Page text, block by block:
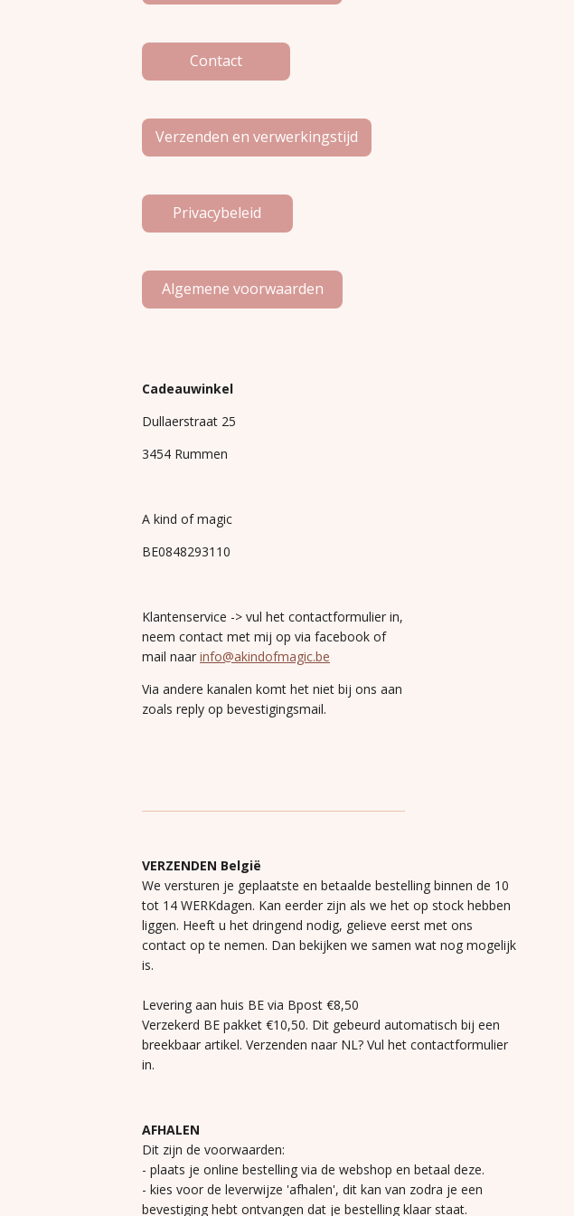
Contact
Verzenden en verwerkingstijd
Privacybeleid
Algemene voorwaarden
Cadeauwinkel
Dullaerstraat 25
3454 Rummen
A kind of magic
BE0848293110
Klantenservice -> vul het contactformulier in,
neem contact met mij op via facebook of
mail naar info@akindofmagic.be
Via andere kanalen komt het niet bij ons aan
zoals reply op bevestigingsmail.
VERZENDEN België
We versturen je geplaatste en betaalde bestelling binnen de 10
tot 14 WERKdagen. Kan eerder zijn als we het op stock hebben
liggen. Heeft u het dringend nodig, gelieve eerst met ons
contact op te nemen. Dan bekijken we samen wat nog mogelijk
is.
Levering aan huis BE via Bpost €8,50
Verzekerd BE pakket €10,50. Dit gebeurd automatisch bij een
breekbaar artikel. Verzenden naar NL? Vul het contactformulier
in.
AFHALEN
Dit zijn de voorwaarden:
- plaats je online bestelling via de webshop en betaal deze.
- kies voor de leverwijze 'afhalen', dit kan van zodra je een
bevestiging hebt ontvangen dat je bestelling klaar staat.